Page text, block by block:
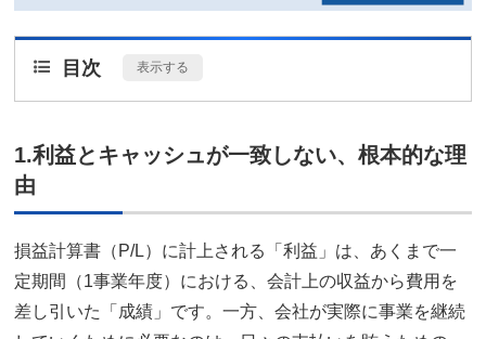
目次 表示する
1.利益とキャッシュが一致しない、根本的な理
由
損益計算書（P/L）に計上される「利益」は、あくまで一
定期間（1事業年度）における、会計上の収益から費用を
差し引いた「成績」です。一方、会社が実際に事業を継続